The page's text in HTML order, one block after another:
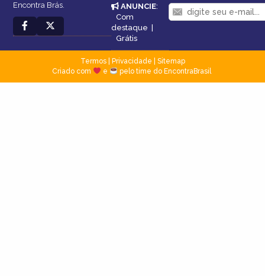
Encontra Brás.
ANUNCIE:
Com
destaque
Grátis
Termos| Privacidade
Sitemap
Criado com
e pelo time do EncontraBrasil